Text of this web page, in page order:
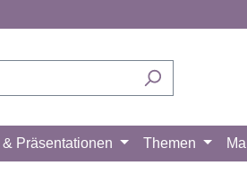
Präsentationen Themen